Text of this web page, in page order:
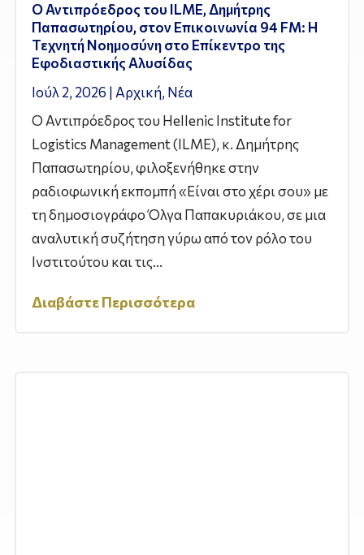
Ο Αντιπρόεδρος του ILME, Δημήτρης
Παπασωτηρίου, στον Επικοινωνία 94 FM: Η
Τεχνητή Νοημοσύνη στο Επίκεντρο της
Εφοδιαστικής Αλυσίδας
Ιούλ 2, 2026 | Αρχική, Νέα
Ο Αντιπρόεδρος του Hellenic Institute for
Logistics Management (ILME), κ. Δημήτρης
Παπασωτηρίου, φιλοξενήθηκε στην
ραδιοφωνική εκπομπή «Είναι στο χέρι σου» με
τη δημοσιογράφο Όλγα Παπακυριάκου, σε μια
αναλυτική συζήτηση γύρω από τον ρόλο του
Ινστιτούτου και τις...
Διαβάστε Περισσότερα